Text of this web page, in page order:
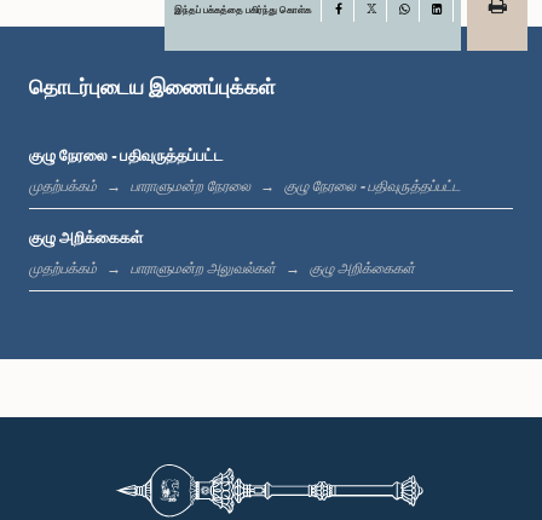
கௌரவ தவராஜா கலை அரசன், பா.உ.
இந்தப் பக்கத்தை பகிர்ந்து கொள்க Facebook
LinkedIn
தொடர்புடைய இணைப்புக்கள்
குழு நேரலை - பதிவுருத்தப்பட்ட
முதற்பக்கம் பாராளுமன்ற நேரலை குழு நேரலை - பதிவுருத்தப்பட்ட
குழு அறிக்கைகள்
முதற்பக்கம் பாராளுமன்ற அலுவல்கள் குழு அறிக்கைகள்